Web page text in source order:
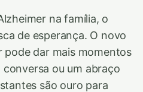
na família, o
de esperança. O novo
pode dar mais momentos
ou um abraço
são ouro para